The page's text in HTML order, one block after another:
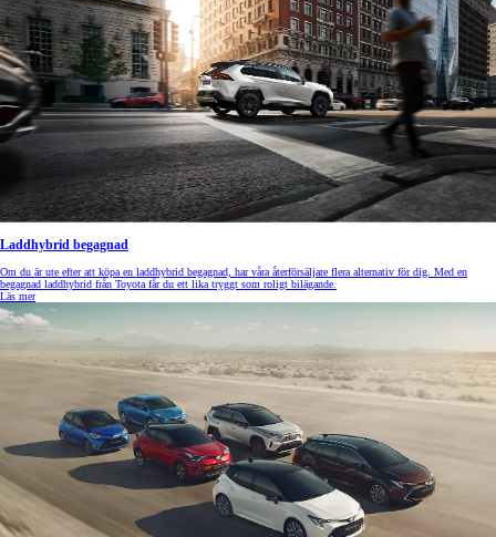
Laddhybrid begagnad
Om du är ute efter att köpa en laddhybrid begagnad, har våra återförsäljare flera alternativ för dig. Med en
begagnad laddhybrid från Toyota får du ett lika tryggt som roligt bilägande.
Läs mer